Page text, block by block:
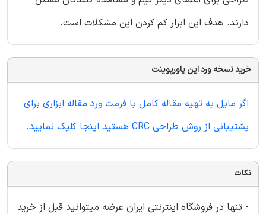
دارند. هدف این ابزار کم کردن این مشکلات است.
خرید نسخه ورد این پاورپوینت
اگر مایل به تهیه مقاله کامل با فرمت ورد مقاله ابزاری برای
پشتیبانی از روش طراحی CRC هستید اینجا کلیک نمایید.
نکات
- تنها در فروشگاه اینترنتی ایران عرضه میتوانید قبل از خرید